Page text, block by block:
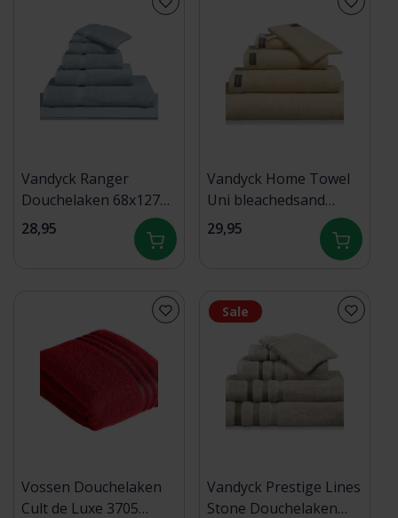
Vandyck Ranger
Douchelaken 68x127
misty blue
28,95
Vandyck Home Towel
Uni bleachedsand
douchelaken 70x140
29,95
Vossen Douchelaken
Cult de Luxe 3705
Sale
Vandyck Prestige Lines
Stone Douchelaken